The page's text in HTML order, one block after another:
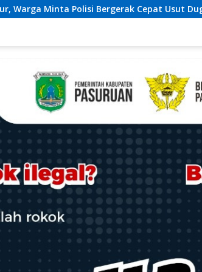
Usut Dugaan Ujaran Kebencian terhadap